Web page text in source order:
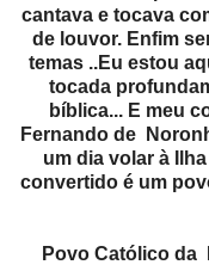
cantava e tocava
de louvor. Enfim
temas ..Eu estou
tocada
bíblica... E meu
Fernando de
um dia volar à
convertido é um
Povo Católico da